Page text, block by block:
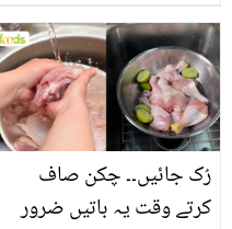
بنانے کے چند قدرتی طریقے
رُک جائیں۔۔ چکن صاف
کرتے وقت یہ باتیں ضرور